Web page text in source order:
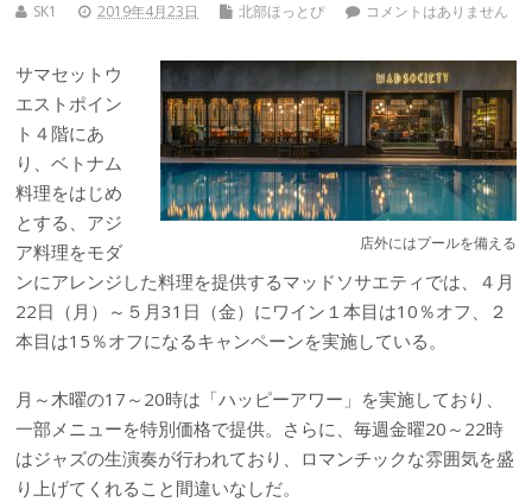
SK1 2019年4月23日 北部ほっとぴ コメントはありません
店外にはプールを備える
サマセットウ
エストポイン
ト４階にあ
り、ベトナム
料理をはじめ
とする、アジ
ア料理をモダ
ンにアレンジした料理を提供するマッドソサエティでは、４月
22日（月）～５月31日（金）にワイン１本目は10％オフ、２
本目は15％オフになるキャンペーンを実施している。
月～木曜の17～20時は「ハッピーアワー」を実施しており、
一部メニューを特別価格で提供。さらに、毎週金曜20～22時
はジャズの生演奏が行われており、ロマンチックな雰囲気を盛
り上げてくれること間違いなしだ。